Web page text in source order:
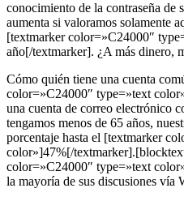
conocimiento de la contraseña de
aumenta si valoramos solamente
[textmarker color=»C24000″
año[/textmarker]. ¿A más dinero,
Cómo quién tiene una cuenta
color=»C24000″ type=»text
una cuenta de correo electrónico
tengamos menos de 65 años,
porcentaje hasta el [textmarker
color»]47%[/
color=»C24000″ type=»text
la mayoría de sus discusiones